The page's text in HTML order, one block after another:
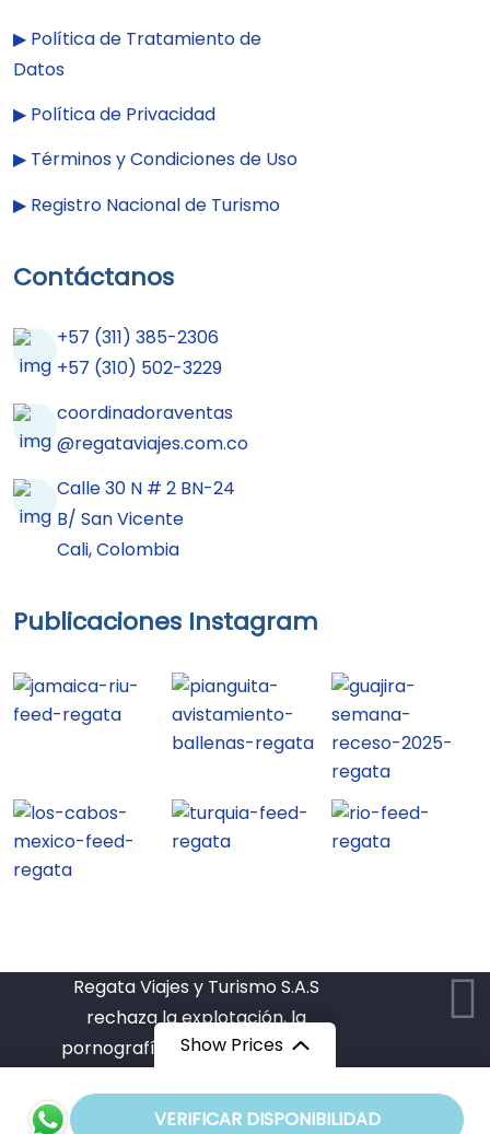
Show Prices
Desde VERIFICAR DISPONIBILIDAD
▶︎ Política de Tratamiento de
Datos
▶︎ Política de Privacidad
▶︎ Términos y Condiciones de Uso
▶︎ Registro Nacional de Turismo
Contáctanos
+57 (311) 385-2306
+57 (310) 502-3229
coordinadoraventas
@regataviajes.com.co
Calle 30 N # 2 BN-24
B/ San Vicente
Cali, Colombia
Publicaciones Instagram
Regata Viajes y Turismo S.A.S
rechaza la explotación, la
pornografía, el turismo sexual y
menores y contribuye al